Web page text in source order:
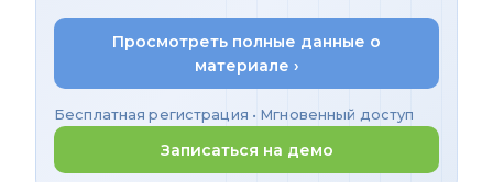
Просмотреть полные данные о
материале ›
Бесплатная регистрация • Мгновенный доступ
Записаться на демо